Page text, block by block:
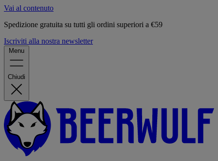
Vai al contenuto
Spedizione gratuita su tutti gli ordini superiori a €59
Iscriviti alla nostra newsletter
Menu
Chiudi